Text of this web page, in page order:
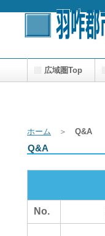
ホーム ＞ Q&A
Q&A
No.
広域圏Top